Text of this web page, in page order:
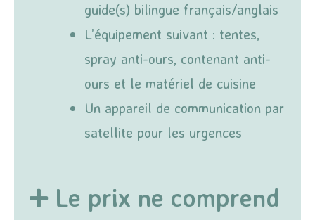
guide(s) bilingue français/anglais
L’équipement suivant : tentes,
spray anti-ours, contenant anti-
ours et le matériel de cuisine
Un appareil de communication par
satellite pour les urgences
Le prix ne comprend